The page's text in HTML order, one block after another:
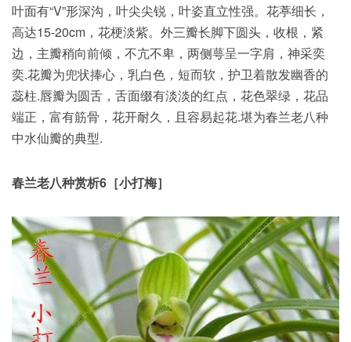
叶面有“V”形深沟，叶尖尖锐，叶姿直立性强。花葶细长，
高达15-20cm，花梗淡紫。外三瓣长脚下圆头，收根，紧
边，主瓣稍向前倾，不亢不卑，两侧萼呈一字肩，神采奕
奕.花瓣为兜状捧心，乳白色，短而软，护卫着散发幽香的
蕊柱.唇瓣为圆舌，舌面缀有淡淡的红点，花色翠绿，花品
端正，富有筋骨，花开耐久，且容易起花.堪为春兰老八种
中水仙瓣的典型.
春兰老八种赏析6［小打梅］